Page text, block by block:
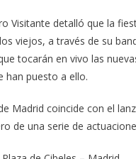
Visitante detalló que la
viejos, a través de su
tocarán en vivo las
han puesto a ello.
Madrid coincide con el
de una serie de